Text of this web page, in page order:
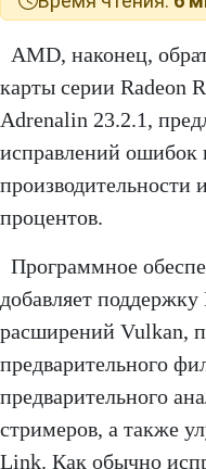
AMD, наконец,
карты серии Radeon
Adrenalin 23.2.1,
исправлений
производительности
процентов.
Программное
добавляет
расширений Vulkan,
предварительного
предварительного
стримеров, а также
Link. Как обычно